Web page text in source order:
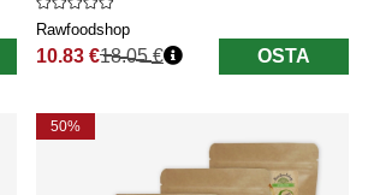
Rawfoodshop
10.83 €
Normaali hinta
18.05 € OSTA
50%